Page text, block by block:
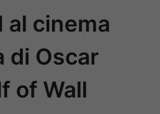
al cinema
di Oscar
of Wall